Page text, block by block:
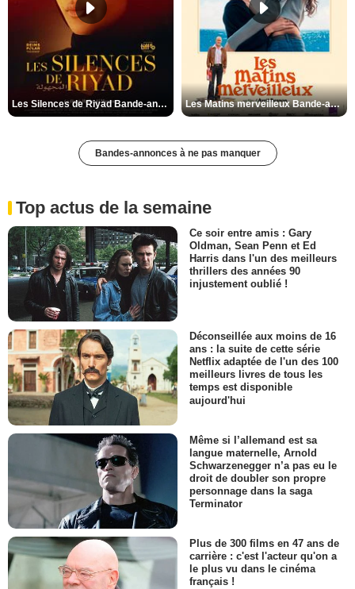
Les Silences de Riyad Bande-annonce VO STFR Les Matins merveilleux Bande-annonce VF
Bandes-annonces à ne pas manquer
Top actus de la semaine
Ce soir entre amis : Gary
Oldman, Sean Penn et Ed
Harris dans l'un des meilleurs
thrillers des années 90
injustement oublié !
Déconseillée aux moins de 16
ans : la suite de cette série
Netflix adaptée de l'un des 100
meilleurs livres de tous les
temps est disponible
aujourd'hui
Même si l’allemand est sa
langue maternelle, Arnold
Schwarzenegger n’a pas eu le
droit de doubler son propre
personnage dans la saga
Terminator
Plus de 300 films en 47 ans de
carrière : c'est l'acteur qu'on a
le plus vu dans le cinéma
français !